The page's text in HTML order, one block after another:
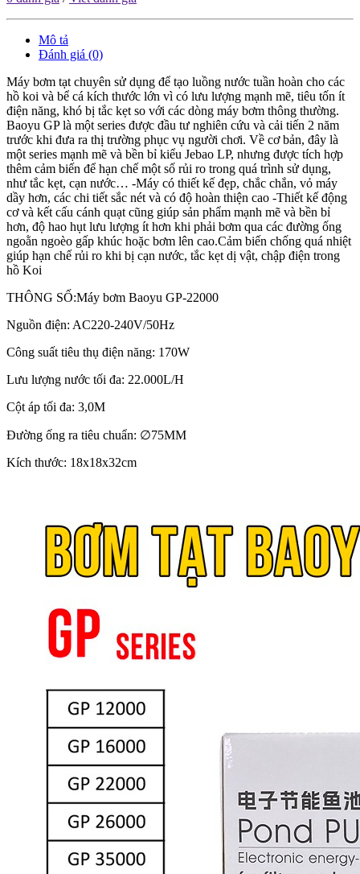
Mô tả
Đánh giá (0)
Máy bơm tạt chuyên sử dụng để tạo luồng nước tuần hoàn cho các
hồ koi và bể cá kích thước lớn vì có lưu lượng mạnh mẽ, tiêu tốn ít
điện năng, khó bị tắc kẹt so với các dòng máy bơm thông thường.
Baoyu GP là một series được đầu tư nghiên cứu và cải tiến 2 năm
trước khi đưa ra thị trường phục vụ người chơi. Về cơ bản, đây là
một series mạnh mẽ và bền bỉ kiểu Jebao LP, nhưng được tích hợp
thêm cảm biến để hạn chế một số rủi ro trong quá trình sử dụng,
như tắc kẹt, cạn nước… -Máy có thiết kế đẹp, chắc chắn, vỏ máy
dầy hơn, các chi tiết sắc nét và có độ hoàn thiện cao -Thiết kế động
cơ và kết cấu cánh quạt cũng giúp sản phẩm mạnh mẽ và bền bỉ
hơn, độ hao hụt lưu lượng ít hơn khi phải bơm qua các đường ống
ngoằn ngoèo gấp khúc hoặc bơm lên cao.Cảm biến chống quá nhiệt
giúp hạn chế rủi ro khi bị cạn nước, tắc kẹt dị vật, chập điện trong
hồ Koi
THÔNG SỐ:Máy bơm Baoyu GP-22000
Nguồn điện: AC220-240V/50Hz
Công suất tiêu thụ điện năng: 170W
Lưu lượng nước tối đa: 22.000L/H
Cột áp tối đa: 3,0M
Đường ống ra tiêu chuẩn: ∅75MM
Kích thước: 18x18x32cm